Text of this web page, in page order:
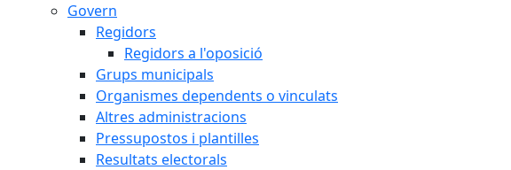
Govern
Regidors
Regidors a l'oposició
Grups municipals
Organismes dependents o vinculats
Altres administracions
Pressupostos i plantilles
Resultats electorals